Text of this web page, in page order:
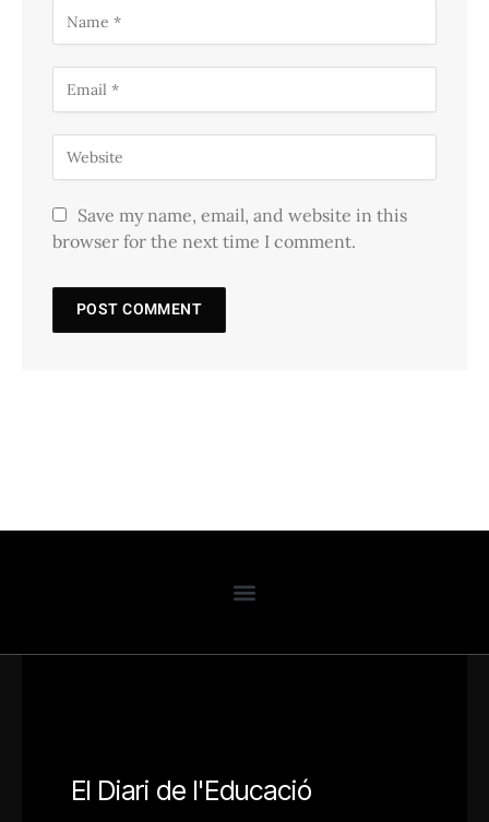
Save my name, email, and website in this
browser for the next time I comment.